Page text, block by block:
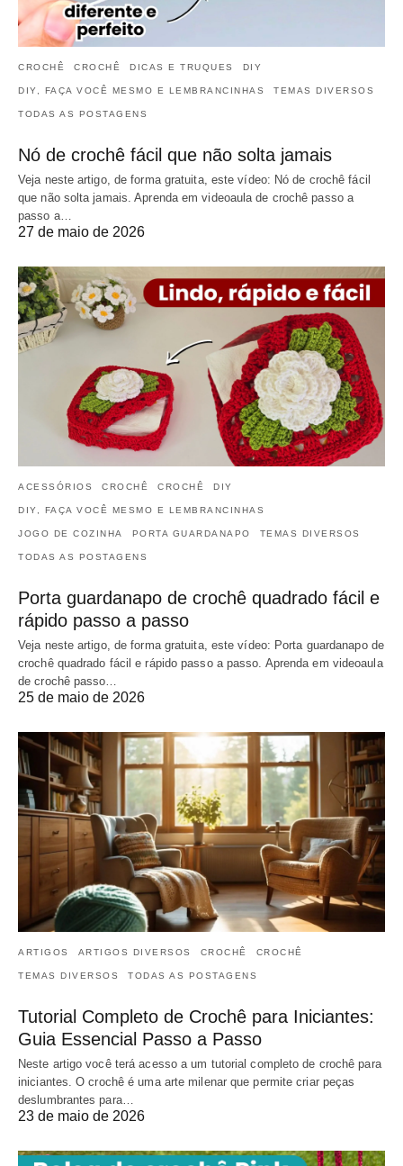
CROCHÊ CROCHÊ DICAS E TRUQUES DIY
DIY, FAÇA VOCÊ MESMO E LEMBRANCINHAS TEMAS DIVERSOS
TODAS AS POSTAGENS
Nó de crochê fácil que não solta jamais
Veja neste artigo, de forma gratuita, este vídeo: Nó de crochê fácil
que não solta jamais. Aprenda em videoaula de crochê passo a
passo a…
27 de maio de 2026
ACESSÓRIOS CROCHÊ CROCHÊ DIY
DIY, FAÇA VOCÊ MESMO E LEMBRANCINHAS
JOGO DE COZINHA PORTA GUARDANAPO TEMAS DIVERSOS
TODAS AS POSTAGENS
Porta guardanapo de crochê quadrado fácil e
rápido passo a passo
Veja neste artigo, de forma gratuita, este vídeo: Porta guardanapo de
crochê quadrado fácil e rápido passo a passo. Aprenda em videoaula
de crochê passo…
25 de maio de 2026
ARTIGOS ARTIGOS DIVERSOS CROCHÊ CROCHÊ
TEMAS DIVERSOS TODAS AS POSTAGENS
Tutorial Completo de Crochê para Iniciantes:
Guia Essencial Passo a Passo
Neste artigo você terá acesso a um tutorial completo de crochê para
iniciantes. O crochê é uma arte milenar que permite criar peças
deslumbrantes para…
23 de maio de 2026